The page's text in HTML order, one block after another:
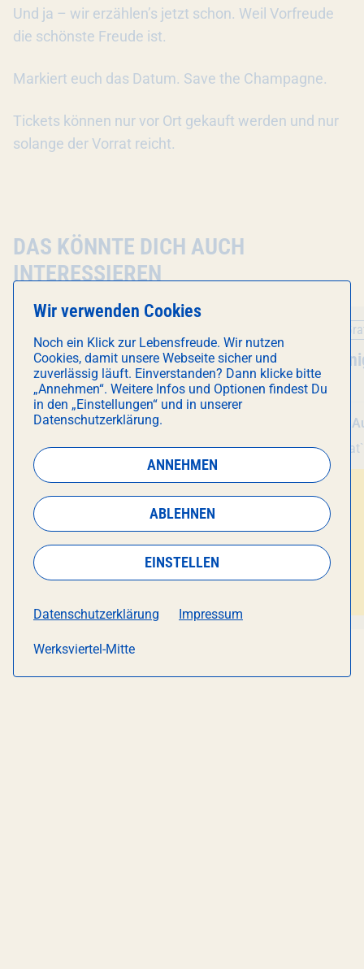
Und ja – wir erzählen’s jetzt schon. Weil Vorfreude
die schönste Freude ist.
Markiert euch das Datum. Save the Champagne.
Tickets können nur vor Ort gekauft werden und nur
solange der Vorrat reicht.
DAS KÖNNTE DICH AUCH
INTERESSIEREN
Veranstaltung
Fu Manchu- European Tour
2026
Di 11. August, 20:30 Uhr
Technikum
Karaoke
Sa 22.
Wombat`s City Hostel
Werksviertel
Wir verwenden Cookies
Noch ein Klick zur Lebensfreude. Wir nutzen
Cookies, damit unsere Webseite sicher und
zuverlässig läuft. Einverstanden? Dann klicke bitte
„Annehmen“. Weitere Infos und Optionen findest Du
in den „Einstellungen“ und in unserer
Datenschutzerklärung.
ANNEHMEN
ABLEHNEN
EINSTELLEN
Datenschutzerklärung Impressum
Werksviertel-Mitte